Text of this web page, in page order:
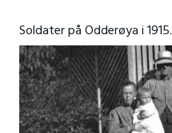
Soldater på Odderøya i 1915.